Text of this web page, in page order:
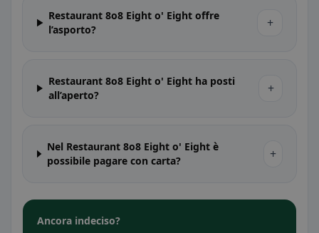
Restaurant 8o8 Eight o' Eight offre
l’asporto?
+
Restaurant 8o8 Eight o' Eight ha posti
all’aperto?
+
Nel Restaurant 8o8 Eight o' Eight è
possibile pagare con carta?
+
Ancora indeciso?